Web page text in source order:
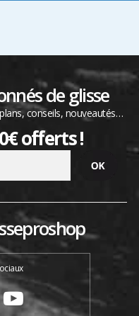
de glisse
conseils, nouveautés…
offerts !